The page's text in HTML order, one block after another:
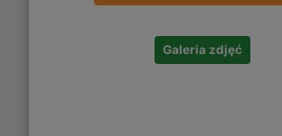
Galeria zdjęć